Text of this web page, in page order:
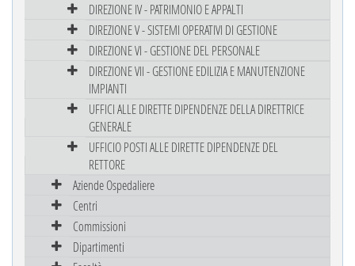
DIREZIONE IV - PATRIMONIO E APPALTI
DIREZIONE V - SISTEMI OPERATIVI DI GESTIONE
DIREZIONE VI - GESTIONE DEL PERSONALE
DIREZIONE VII - GESTIONE EDILIZIA E MANUTENZIONE
IMPIANTI
UFFICI ALLE DIRETTE DIPENDENZE DELLA DIRETTRICE
GENERALE
UFFICIO POSTI ALLE DIRETTE DIPENDENZE DEL
RETTORE
Aziende Ospedaliere
Centri
Commissioni
Dipartimenti